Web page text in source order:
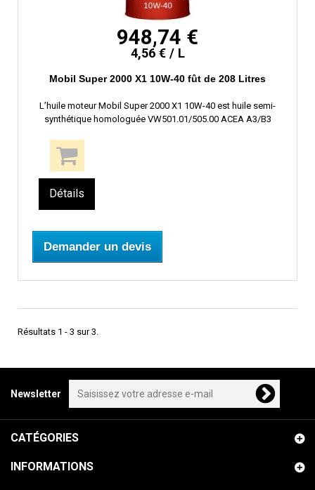
948,74 €
4,56 € / L
Mobil Super 2000 X1 10W-40 fût de 208 Litres
L’huile moteur Mobil Super 2000 X1 10W-40 est huile semi-
synthétique homologuée VW501.01/505.00 ACEA A3/B3
Détails
Demander un devis
Résultats 1 - 3 sur 3.
Newsletter
CATÉGORIES
INFORMATIONS